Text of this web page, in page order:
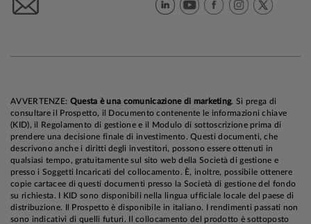
AVVERTENZE: Questa è una comunicazione di marketing. Si prega di
consultare il Prospetto, il Documento contenente le informazioni chiave
(KID), il Regolamento di gestione e il Modulo di sottoscrizione prima di
prendere una decisione finale di investimento. Questi documenti, che
descrivono anche i diritti degli investitori, possono essere ottenuti in
qualsiasi tempo, gratuitamente sul sito web della Società di gestione e
presso i Soggetti Incaricati del collocamento. È, inoltre, possibile ottenere
copie cartacee di questi documenti presso la Società di gestione del fondo
su richiesta. I KID sono disponibili nella lingua ufficiale locale del paese di
distribuzione. Il Prospetto è disponibile in italiano. I rendimenti passati non
sono indicativi di quelli futuri. Il collocamento del prodotto è sottoposto